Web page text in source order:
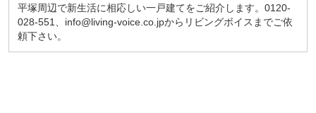
平塚周辺で新生活に相応しい一戸建てをご紹介します。0120-
028-551、info@living-voice.co.jpからリビングボイスまでご依
頼下さい。